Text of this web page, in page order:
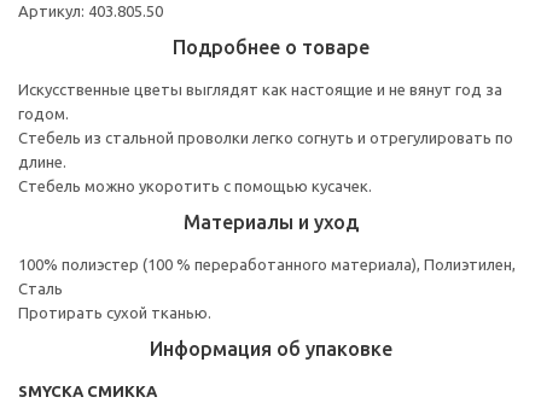
Артикул: 403.805.50
Подробнее о товаре
Искусственные цветы выглядят как настоящие и не вянут год за
годом.
Стебель из стальной проволки легко согнуть и отрегулировать по
длине.
Стебель можно укоротить с помощью кусачек.
Материалы и уход
100% полиэстер (100 % переработанного материала), Полиэтилен,
Сталь
Протирать сухой тканью.
Информация об упаковке
SMYCKA СМИККА